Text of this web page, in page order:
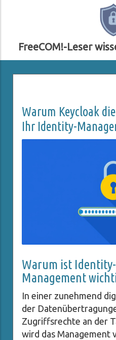
FreeCOM!-Leser
Warum Keycloak
Ihr Identity-
Warum ist Identity-
Management
In einer zunehmend
der
Zugriffsrechte an der
wird das Management